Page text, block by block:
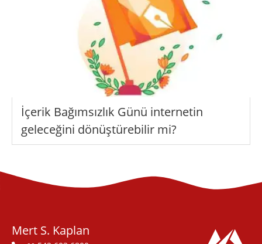
İçerik Bağımsızlık Günü internetin
geleceğini dönüştürebilir mi?
Mert S. Kaplan